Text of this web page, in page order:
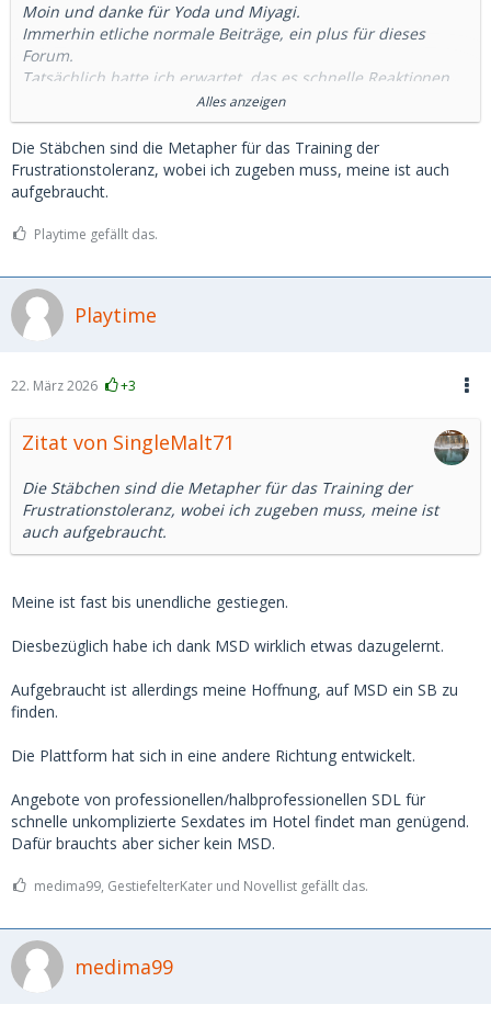
Moin und danke für Yoda und Miyagi.
Immerhin etliche normale Beiträge, ein plus für dieses
Forum.
Tatsächlich hatte ich erwartet, das es schnelle Reaktionen
gibt. Wenigstens ein "Kein Interesse".
Und ich habe schon ausschließlich regional kontaktiert.
An eingeflogenen SD habe ich kein Interesse.
Und: Ich bin der, um den es sich drehen sollte, nicht das SB.
Jedenfalls ist das meine Erwartungshaltung. Wenn ich
Wenn es nur um Geld und/oder Sex geht, bin ich eh raus,
Jedenfalls geh ich morgen erstmal zum Chinabuffet.
Stäbchen klauen....
Alles anzeigen
Die Stäbchen sind die Metapher für das Training der
Frustrationstoleranz, wobei ich zugeben muss, meine ist auch
aufgebraucht.
Playtime gefällt das.
Playtime
22. März 2026 +3
Zitat von SingleMalt71
Die Stäbchen sind die Metapher für das Training der
Frustrationstoleranz, wobei ich zugeben muss, meine ist
auch aufgebraucht.
Meine ist fast bis unendliche gestiegen.
Diesbezüglich habe ich dank MSD wirklich etwas dazugelernt.
Aufgebraucht ist allerdings meine Hoffnung, auf MSD ein SB zu
finden.
Die Plattform hat sich in eine andere Richtung entwickelt.
Angebote von professionellen/halbprofessionellen SDL für
schnelle unkomplizierte Sexdates im Hotel findet man genügend.
Dafür brauchts aber sicher kein MSD.
medima99, GestiefelterKater und Novellist gefällt das.
medima99